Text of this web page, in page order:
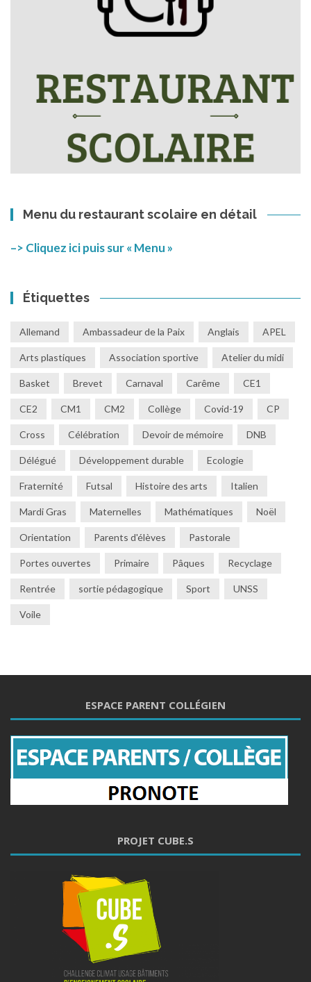
Menu du restaurant scolaire en détail
–> Cliquez ici puis sur « Menu »
Étiquettes
Allemand Ambassadeur de la Paix Anglais APEL
Arts plastiques Association sportive Atelier du midi
Basket Brevet Carnaval Carême CE1
CE2 CM1 CM2 Collège Covid-19 CP
Cross Célébration Devoir de mémoire DNB
Délégué Développement durable Ecologie
Fraternité Futsal Histoire des arts Italien
Mardi Gras Maternelles Mathématiques Noël
Orientation Parents d'élèves Pastorale
Portes ouvertes Primaire Pâques Recyclage
Rentrée sortie pédagogique Sport UNSS
Voile
ESPACE PARENT COLLÉGIEN
PROJET CUBE.S